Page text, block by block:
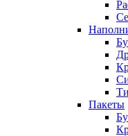
Пакеты